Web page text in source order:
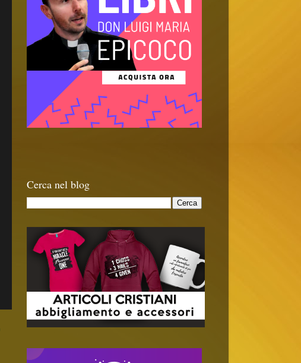
Cerca nel blog